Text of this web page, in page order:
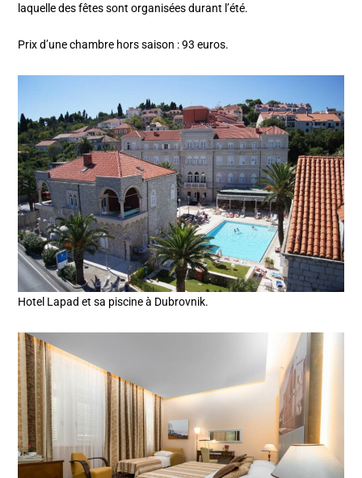
laquelle des fêtes sont organisées durant l’été.
Prix d’une chambre hors saison : 93 euros.
Hotel Lapad et sa piscine à Dubrovnik.